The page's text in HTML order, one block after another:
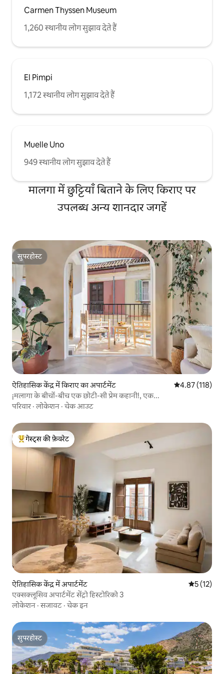
inclusivo. No se admiten fiestas. No se
admiten grupos que no sepan respetar
las normas de la comunidad. Toallas de
playa, silla/hamaca y sombrilla de playa
gratuitas. Cuna y trona gratuita bajo
noches.
Carmen Thyssen Museum
1,260 स्थानीय लोग सुझाव देते हैं
El Pimpi
1,172 स्थानीय लोग सुझाव देते हैं
Muelle Uno
949 स्थानीय लोग सुझाव देते हैं
मालगा में छुट्टियाँ बिताने के लिए किराए पर
उपलब्ध अन्य शानदार जगहें
सुपरहोस्ट
सुपरहोस्ट
ऐतिहासिक केंद्र में किराए का अपार्टमेंट औसत रेटिंग 5 में से
4.87 (118)
¡मलागा के बीचों-बीच एक छोटी-सी प्रेम कहानी!, एक...
परिवार ·लोकेशन ·चेक आउट
गेस्ट्स का टॉप फ़ेवरेट
गेस्ट्स की फ़ेवरेट
ऐतिहासिक केंद्र में अपार्टमेंट औसत रेटिंग
5 (12)
एक्सक्लूसिव अपार्टमेंट सेंट्रो हिस्टोरिको 3
लोकेशन ·सजावट ·चेक इन
सुपरहोस्ट
सुपरहोस्ट